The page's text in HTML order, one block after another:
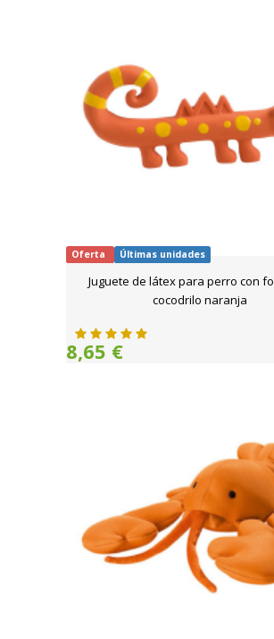
Oferta Últimas unidades
Juguete de látex para perro con
cocodrilo naranja
8,65 €